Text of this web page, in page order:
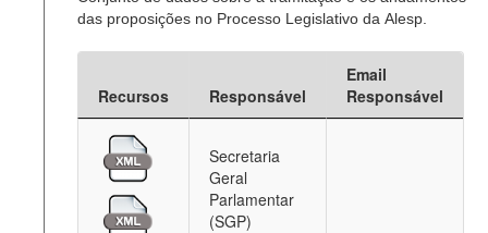
das proposições no Processo Legislativo da Alesp.
Recursos Responsável
Email
Responsável
Secretaria
Geral
Parlamentar
(SGP)